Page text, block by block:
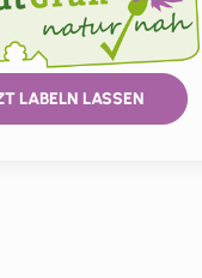
LABELN LASSEN